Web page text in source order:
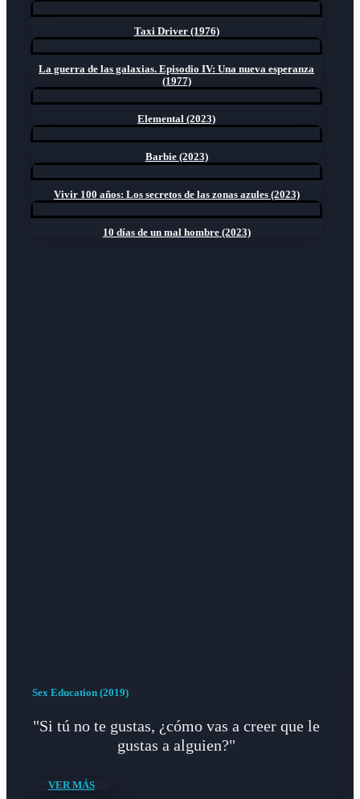
Taxi Driver (1976)
La guerra de las galaxias. Episodio IV: Una nueva esperanza
(1977)
Elemental (2023)
Barbie (2023)
Vivir 100 años: Los secretos de las zonas azules (2023)
10 días de un mal hombre (2023)
Sex Education (2019)
"Si tú no te gustas, ¿cómo vas a creer que le
gustas a alguien?"
VER MÁS